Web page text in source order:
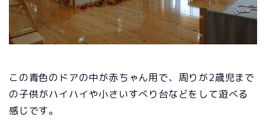
この青色のドアの中が赤ちゃん用で、周りが2歳児まで
の子供がハイハイや小さいすべり台などをして遊べる
感じです。